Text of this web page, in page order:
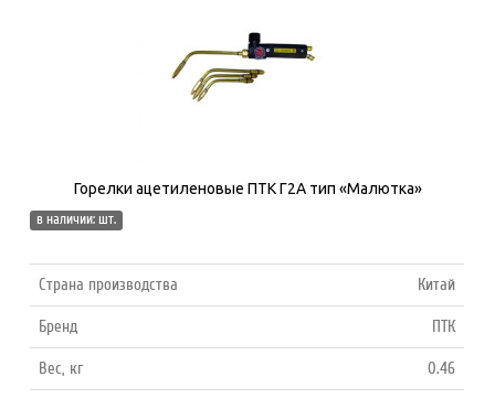
Горелки ацетиленовые ПТК Г2А тип «Малютка»
в наличии: шт.
Страна производства Китай
Бренд ПТК
Вес, кг 0.46